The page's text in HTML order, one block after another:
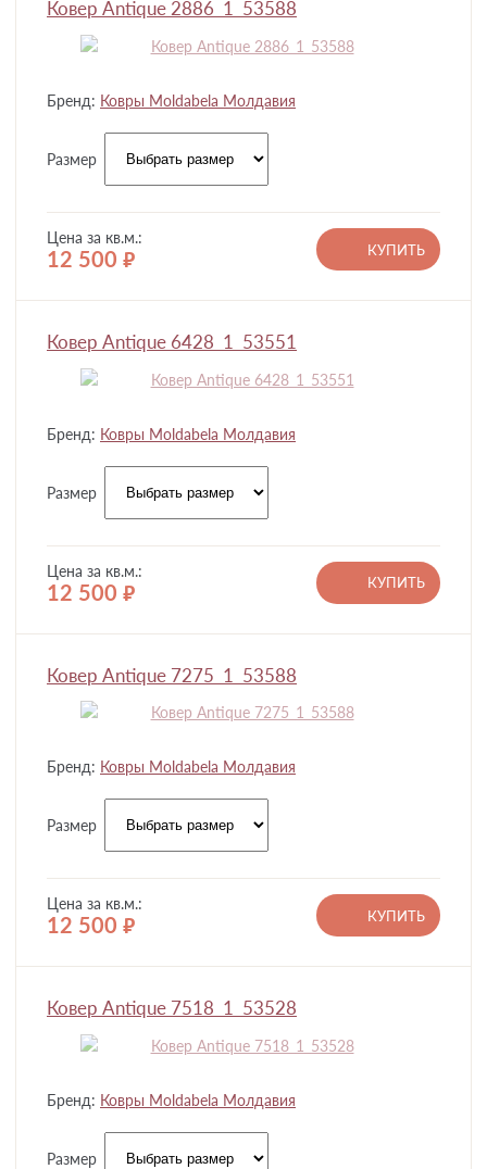
Ковер Antique 2886_1_53588
Бренд: Ковры Moldabela Молдавия
Размер
Цена за кв.м.:
12 500 руб.
КУПИТЬ
Ковер Antique 6428_1_53551
Бренд: Ковры Moldabela Молдавия
Размер
Цена за кв.м.:
12 500 руб.
КУПИТЬ
Ковер Antique 7275_1_53588
Бренд: Ковры Moldabela Молдавия
Размер
Цена за кв.м.:
12 500 руб.
КУПИТЬ
Ковер Antique 7518_1_53528
Бренд: Ковры Moldabela Молдавия
Размер